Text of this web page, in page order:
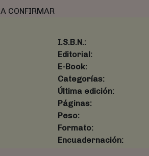
A CONFIRMAR
I.S.B.N.:
Editorial:
E-Book:
Categorías:
Última edición:
Páginas:
Peso:
Formato:
Encuadernación: